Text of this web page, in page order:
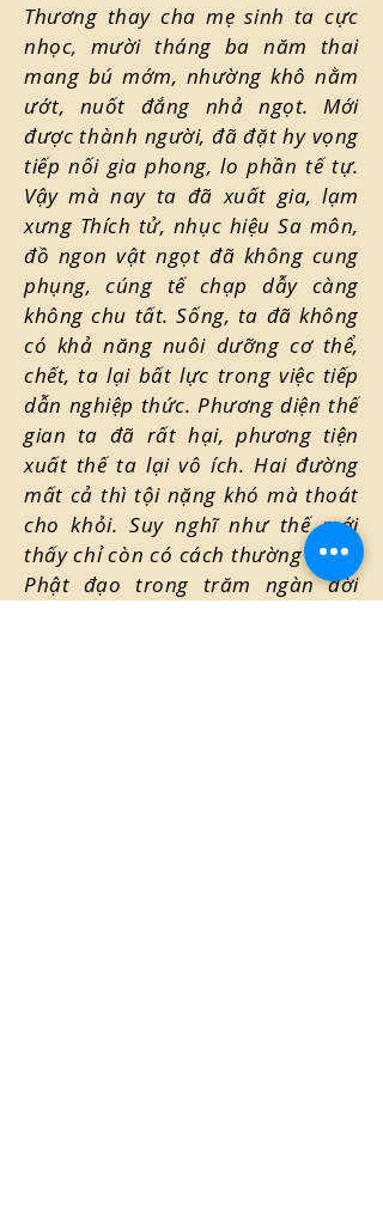
Thương thay cha mẹ sinh ta cực
nhọc, mười tháng ba năm thai
mang bú mớm, nhường khô nằm
ướt, nuốt đắng nhả ngọt. Mới
được thành người, đã đặt hy vọng
tiếp nối gia phong, lo phần tế tự.
Vậy mà nay ta đã xuất gia, lạm
xưng Thích tử, nhục hiệu Sa môn,
đồ ngon vật ngọt đã không cung
phụng, cúng tế chạp dẫy càng
không chu tất. Sống, ta đã không
có khả năng nuôi dưỡng cơ thể,
chết, ta lại bất lực trong việc tiếp
dẫn nghiệp thức. Phương diện thế
gian ta đã rất hại, phương tiện
xuất thế ta lại vô ích. Hai đường
mất cả thì tội nặng khó mà thoát
cho khỏi. Suy nghĩ như thế mới
thấy chỉ còn có cách thường hành
Phật đạo trong trăm ngàn đời